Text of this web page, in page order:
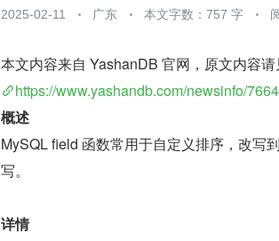
2025-02-11 广东 本文字数：757 字
本文内容来自 YashanDB 官网，原文内容
https://www.yashandb.com/newsinfo/
概述
MySQL field 函数常用于自定义排序，改写
写。
详情